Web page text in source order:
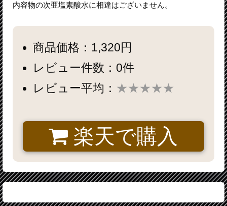
内容物の次亜塩素酸水に相違はございません。
商品価格：1,320円
レビュー件数：0件
レビュー平均： ★★★★★
楽天で購入